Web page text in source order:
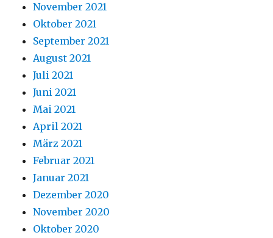
November 2021
Oktober 2021
September 2021
August 2021
Juli 2021
Juni 2021
Mai 2021
April 2021
März 2021
Februar 2021
Januar 2021
Dezember 2020
November 2020
Oktober 2020